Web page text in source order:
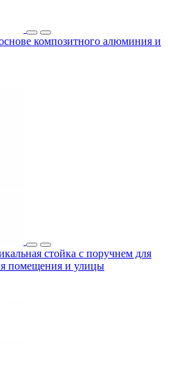
композитного алюминия и
стойка с поручнем для
помещения и улицы